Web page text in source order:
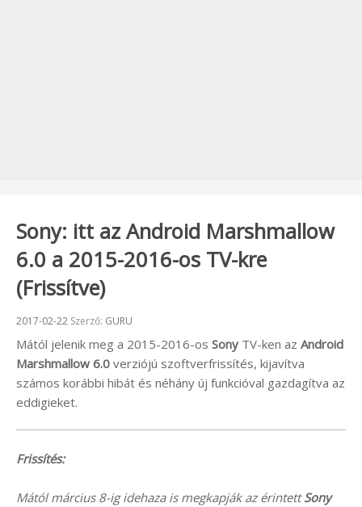
Sony: itt az Android Marshmallow
6.0 a 2015-2016-os TV-kre
(Frissítve)
Beküldve:
2017-02-22 Szerző: GURU
Mától jelenik meg a 2015-2016-os Sony TV-ken az Android
Marshmallow 6.0 verziójú szoftverfrissítés, kijavítva
számos korábbi hibát és néhány új funkcióval gazdagítva az
eddigieket.
Frissítés:
Mától március 8-ig idehaza is megkapják az érintettSony